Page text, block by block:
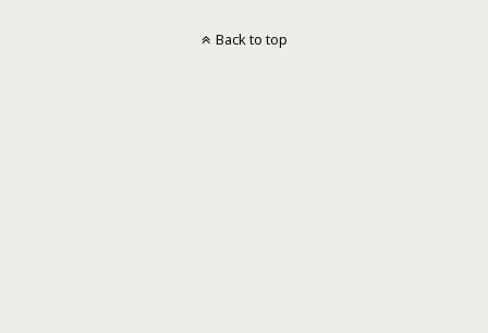
Back to top